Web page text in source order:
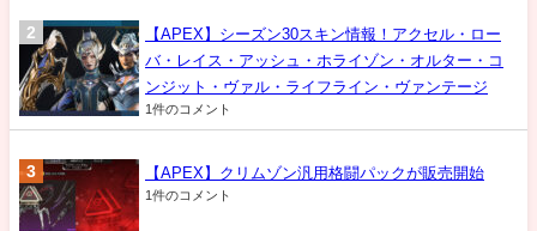
【APEX】シーズン30スキン情報！アクセル・ロー
バ・レイス・アッシュ・ホライゾン・オルター・コ
ンジット・ヴァル・ライフライン・ヴァンテージ
1件のコメント
【APEX】クリムゾン汎用格闘パックが販売開始
1件のコメント